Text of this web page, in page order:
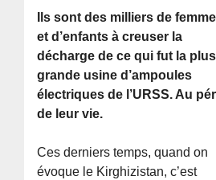
Ils sont des milliers de
et d’enfants à creuser la
décharge de ce qui fut la plus
grande usine d’ampoules
électriques de l’URSS. Au
de leur vie.
Ces derniers temps, quand on
évoque le Kirghizistan, c’est